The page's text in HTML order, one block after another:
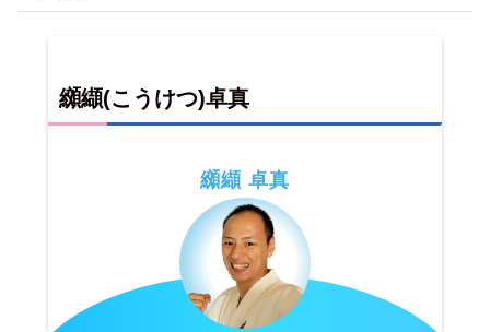
纐纈(こうけつ)卓真
纐纈 卓真